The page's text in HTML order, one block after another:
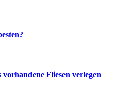
Fliesen verlegen